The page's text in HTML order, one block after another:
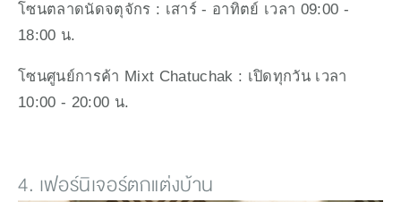
โซนตลาดนัดจตุจักร : เสาร์ - อาทิตย์ เวลา 09:00 -
18:00 น.
โซนศูนย์การค้า Mixt Chatuchak : เปิดทุกวัน เวลา
10:00 - 20:00 น.
4. เฟอร์นิเจอร์ตกแต่งบ้าน